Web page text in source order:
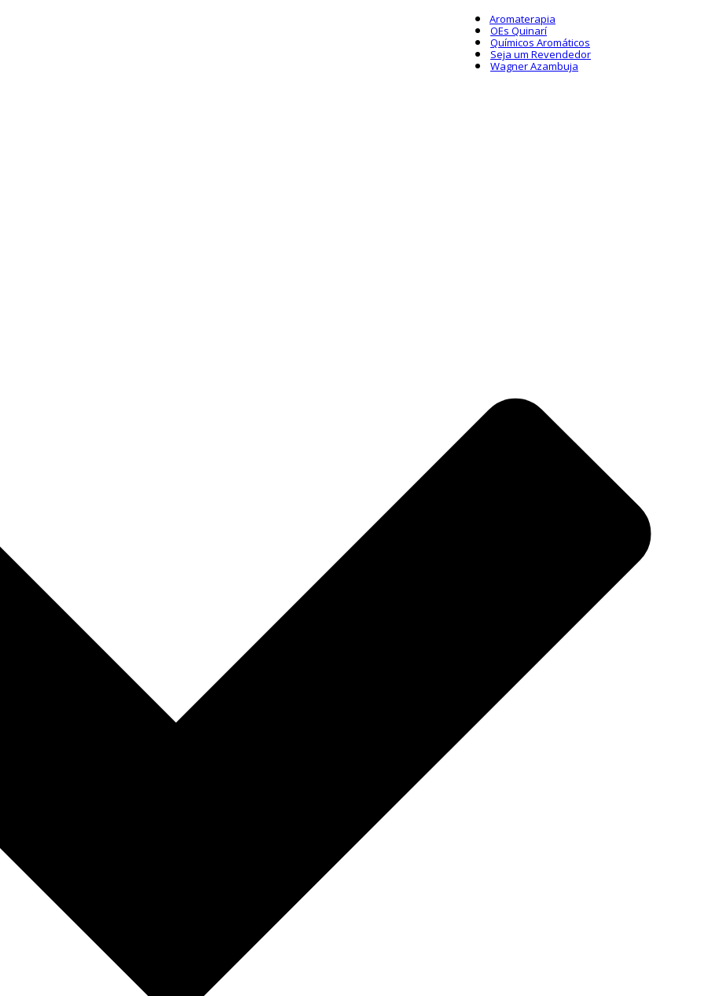
Aromaterapia
OEs Quinarí
Químicos Aromáticos
Seja um Revendedor
Wagner Azambuja